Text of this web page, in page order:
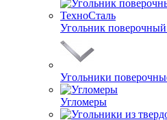
Угольник
Угольники
Угломеры